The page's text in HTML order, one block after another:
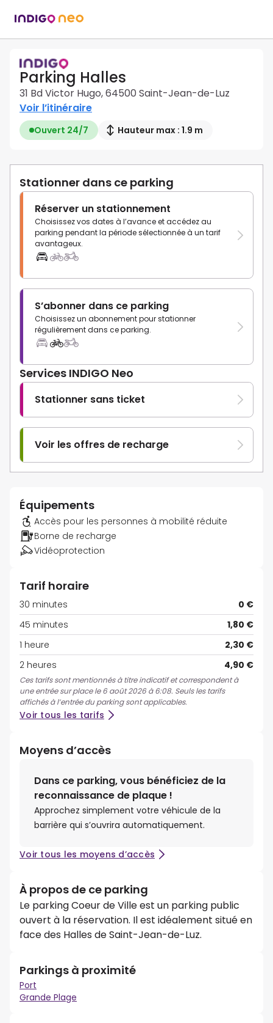
Parking Halles
31 Bd Victor Hugo, 64500 Saint-Jean-de-Luz
Voir l’itinéraire
Ouvert 24/7 Hauteur max : 1.9 m
Stationner dans ce parking
Réserver un stationnement
Choisissez vos dates à l’avance et accédez au
parking pendant la période sélectionnée à un tarif
avantageux.
S’abonner dans ce parking
Choisissez un abonnement pour stationner
régulièrement dans ce parking.
Services INDIGO Neo
Stationner sans ticket
Voir les offres de recharge
Équipements
Accès pour les personnes à mobilité réduite
Borne de recharge
Vidéoprotection
Tarif horaire
30 minutes
0 €
45 minutes
1,80 €
1 heure
2,30 €
2 heures
4,90 €
Ces tarifs sont mentionnés à titre indicatif et correspondent à
une entrée sur place le 6 août 2026 à 6:08. Seuls les tarifs
affichés à l’entrée du parking sont applicables.
Voir tous les tarifs
Moyens d’accès
Dans ce parking, vous bénéficiez de la
reconnaissance de plaque !
Approchez simplement votre véhicule de la
barrière qui s’ouvrira automatiquement.
Voir tous les moyens d’accès
À propos de ce parking
Le parking Coeur de Ville est un parking public
ouvert à la réservation. Il est idéalement situé en
face des Halles de Saint-Jean-de-Luz.
Parkings à proximité
Port
Grande Plage